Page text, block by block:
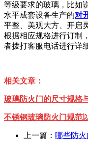
等级要求的玻璃，比如
水平成套设备生产的对
平整、美观大方、开启
根据相应规格进行订制
者拨打客服电话进行详
相关文章：
玻璃防火门的尺寸规格
不锈钢玻璃防火门规范
上一篇： 哪些防